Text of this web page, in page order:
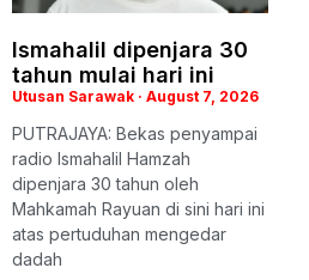
Ismahalil dipenjara 30
tahun mulai hari ini
Utusan Sarawak August 7, 2026
PUTRAJAYA: Bekas penyampai
radio Ismahalil Hamzah
dipenjara 30 tahun oleh
Mahkamah Rayuan di sini hari ini
atas pertuduhan mengedar
dadah